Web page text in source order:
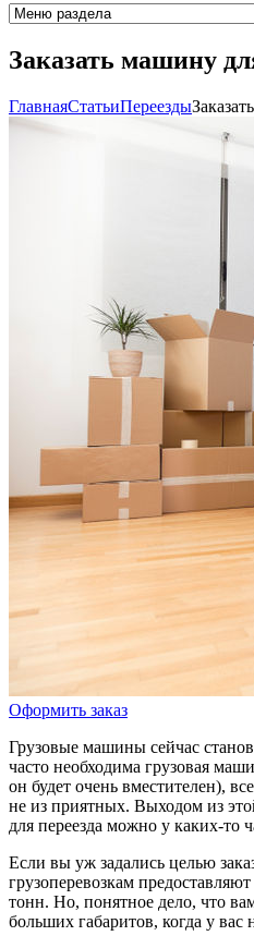
Заказать машину
ГлавнаяCтатьиПереезды
Оформить заказ
Грузовые машины сейчас
часто необходима грузовая
он будет очень вместителен),
не из приятных. Выходом из
для переезда можно у каких-то
Если вы уж задались целью
грузоперевозкам
тонн. Но, понятное дело, что
больших габаритов, когда у